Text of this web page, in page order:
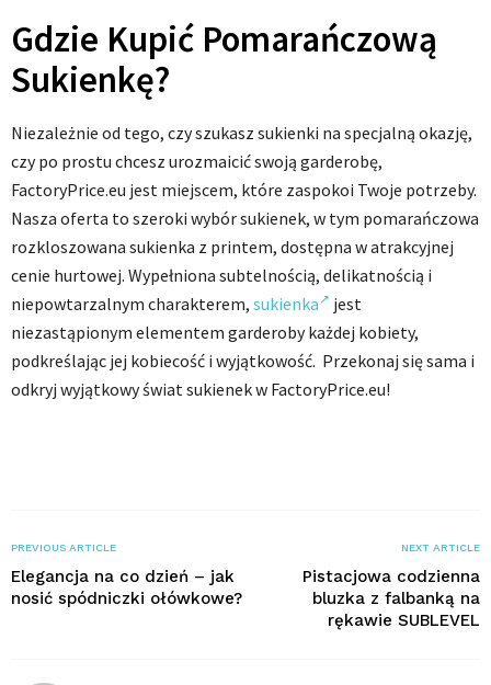
Gdzie Kupić Pomarańczową
Sukienkę?
Niezależnie od tego, czy szukasz sukienki na specjalną okazję,
czy po prostu chcesz urozmaicić swoją garderobę,
FactoryPrice.eu jest miejscem, które zaspokoi Twoje potrzeby.
Nasza oferta to szeroki wybór sukienek, w tym pomarańczowa
rozkloszowana sukienka z printem, dostępna w atrakcyjnej
cenie hurtowej. Wypełniona subtelnością, delikatnością i
niepowtarzalnym charakterem, sukienka
jest
niezastąpionym elementem garderoby każdej kobiety,
podkreślając jej kobiecość i wyjątkowość. Przekonaj się sama i
odkryj wyjątkowy świat sukienek w FactoryPrice.eu!
PREVIOUS ARTICLE
Elegancja na co dzień – jak
nosić spódniczki ołówkowe?
NEXT ARTICLE
Pistacjowa codzienna
bluzka z falbanką na
rękawie SUBLEVEL